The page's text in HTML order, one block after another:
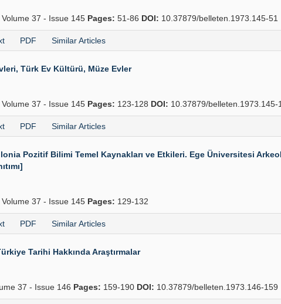
37 - Issue 145 Pages: 51-86 DOI: 10.37879/belleten.1973.145-51
PDF Similar Articles
Türk Ev Kültürü, Müze Evler
37 - Issue 145 Pages: 123-128 DOI: 10.37879/belleten.1973.145-
PDF Similar Articles
Pozitif Bilimi Temel Kaynakları ve Etkileri. Ege Üniversitesi
37 - Issue 145 Pages: 129-132
PDF Similar Articles
Tarihi Hakkında Araştırmalar
37 - Issue 146 Pages: 159-190 DOI: 10.37879/belleten.1973.146-159